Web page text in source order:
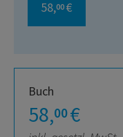
58,00 €
Buch
58,00€